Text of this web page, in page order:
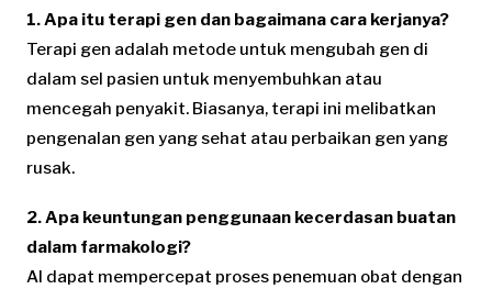
1. Apa itu terapi gen dan bagaimana cara kerjanya?
Terapi gen adalah metode untuk mengubah gen di
dalam sel pasien untuk menyembuhkan atau
mencegah penyakit. Biasanya, terapi ini melibatkan
pengenalan gen yang sehat atau perbaikan gen yang
rusak.
2. Apa keuntungan penggunaan kecerdasan buatan
dalam farmakologi?
AI dapat mempercepat proses penemuan obat dengan